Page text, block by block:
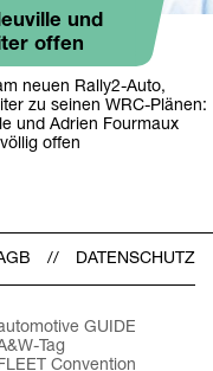
und
offen
neuen Rally2-Auto,
zu seinen WRC-Plänen:
und Adrien Fourmaux
offen
DATENSCHUTZ
GUIDE
Tag
FLEET Convention